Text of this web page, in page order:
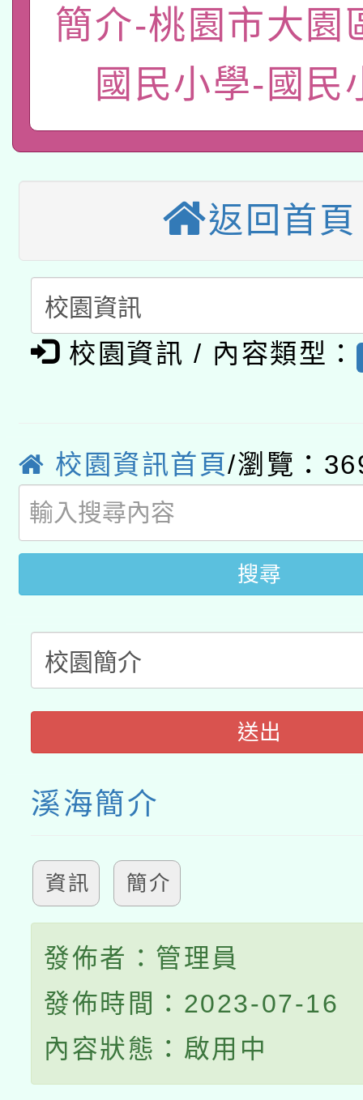
薪期間赴陸應申請許可
轉知經濟部水利署委託
業技術研究院辦理「
用水績優單位及節水達
動」
桃園市孔廟祈福系列
開 智慧啟航」
2026年桃園地景藝術
本校115學年度第2次
招甄選結果公告(無人
適應運動共學行動站研
本館辦理115年度閱讀
暨閱讀推動專業研習
科技賦能─人工智慧
礎課程
A3數位素養講師名單
「數位內容與教學軟體
有關大陸委員會函釋公
業技術研究院辦理「
用水績優單位及節水達
動」
115年8月22日(星期六
桃園市孔廟祈福系列
開 智慧啟航」
2026年桃園地景藝術
簡介-桃園市大園
國民小學-國民
返回首頁
校園資訊 / 內容類型：
校園資訊首頁/瀏覽：
搜尋
送出
溪海簡介
資訊 簡介
發佈者：管理員
發佈時間：2023-07-16
內容狀態：啟用中